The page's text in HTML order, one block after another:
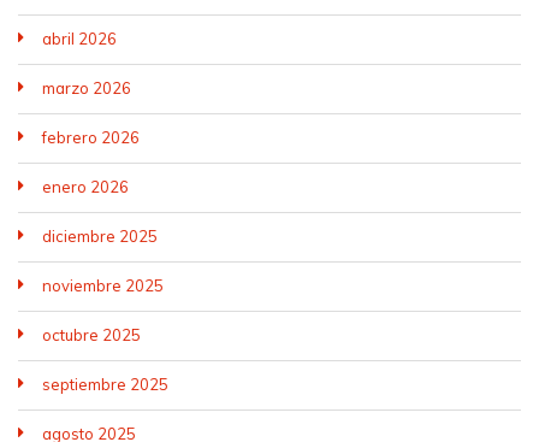
abril 2026
marzo 2026
febrero 2026
enero 2026
diciembre 2025
noviembre 2025
octubre 2025
septiembre 2025
agosto 2025